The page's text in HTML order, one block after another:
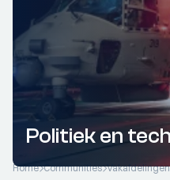
Politiek en
Home Communities Vakafdelingen